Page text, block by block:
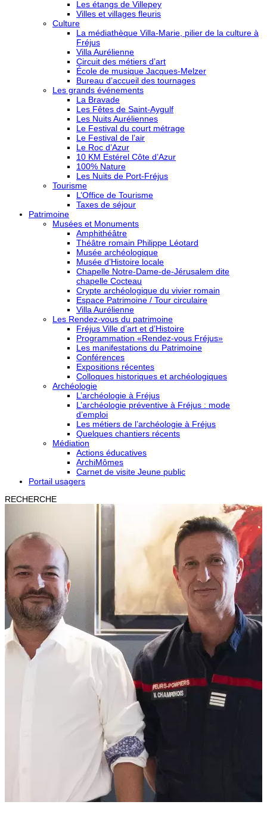
Les étangs de Villepey
Villes et villages fleuris
Culture
La médiathèque Villa-Marie, pilier de la culture à
Fréjus
Villa Aurélienne
Circuit des métiers d’art
École de musique Jacques-Melzer
Bureau d’accueil des tournages
Les grands événements
La Bravade
Les Fêtes de Saint-Aygulf
Les Nuits Auréliennes
Le Festival du court métrage
Le Festival de l’air
Le Roc d’Azur
10 KM Estérel Côte d’Azur
100% Nature
Les Nuits de Port-Fréjus
Tourisme
L’Office de Tourisme
Taxes de séjour
Patrimoine
Musées et Monuments
Amphithéâtre
Théâtre romain Philippe Léotard
Musée archéologique
Musée d’Histoire locale
Chapelle Notre-Dame-de-Jérusalem dite
chapelle Cocteau
Crypte archéologique du vivier romain
Espace Patrimoine / Tour circulaire
Villa Aurélienne
Les Rendez-vous du patrimoine
Fréjus Ville d’art et d’Histoire
Programmation «Rendez-vous Fréjus»
Les manifestations du Patrimoine
Conférences
Expositions récentes
Colloques historiques et archéologiques
Archéologie
L’archéologie à Fréjus
L’archéologie préventive à Fréjus : mode
d’emploi
Les métiers de l’archéologie à Fréjus
Quelques chantiers récents
Médiation
Actions éducatives
ArchiMômes
Carnet de visite Jeune public
Portail usagers
RECHERCHE